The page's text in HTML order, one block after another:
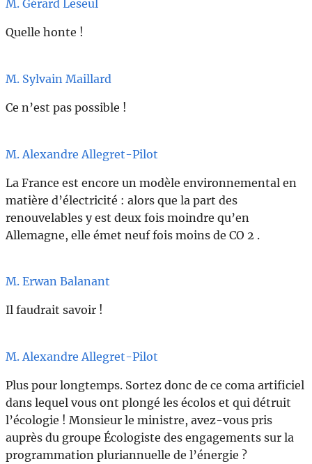
M. Gérard Leseul
Quelle honte !
M. Sylvain Maillard
Ce n’est pas possible !
M. Alexandre Allegret-Pilot
La France est encore un modèle environnemental en
matière d’électricité : alors que la part des
renouvelables y est deux fois moindre qu’en
Allemagne, elle émet neuf fois moins de CO 2 .
M. Erwan Balanant
Il faudrait savoir !
M. Alexandre Allegret-Pilot
Plus pour longtemps. Sortez donc de ce coma artificiel
dans lequel vous ont plongé les écolos et qui détruit
l’écologie ! Monsieur le ministre, avez-vous pris
auprès du groupe Écologiste des engagements sur la
programmation pluriannuelle de l’énergie ?